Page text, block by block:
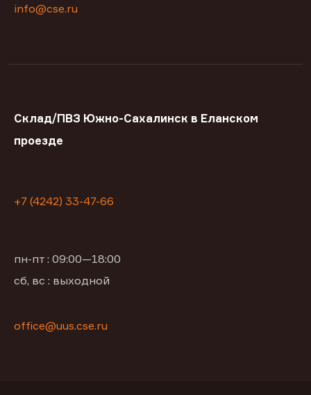
info@cse.ru
Склад/ПВЗ Южно-Сахалинск в Еланском
проезде
+7 (4242) 33-47-66
пн-пт : 09:00—18:00
сб, вс : выходной
office@uus.cse.ru